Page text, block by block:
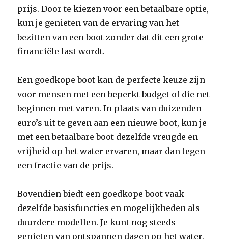
prijs. Door te kiezen voor een betaalbare optie,
kun je genieten van de ervaring van het
bezitten van een boot zonder dat dit een grote
financiële last wordt.
Een goedkope boot kan de perfecte keuze zijn
voor mensen met een beperkt budget of die net
beginnen met varen. In plaats van duizenden
euro’s uit te geven aan een nieuwe boot, kun je
met een betaalbare boot dezelfde vreugde en
vrijheid op het water ervaren, maar dan tegen
een fractie van de prijs.
Bovendien biedt een goedkope boot vaak
dezelfde basisfuncties en mogelijkheden als
duurdere modellen. Je kunt nog steeds
genieten van ontspannen dagen op het water,